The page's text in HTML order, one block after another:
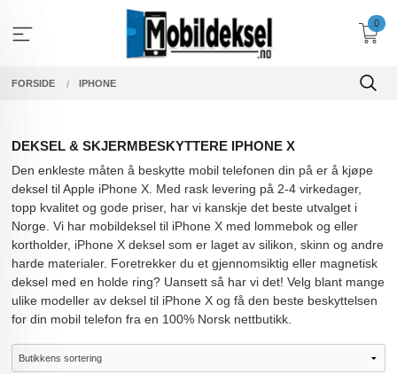
innholdet
0
FORSIDE IPHONE
DEKSEL & SKJERMBESKYTTERE IPHONE X
Den enkleste måten å beskytte mobil telefonen din på er å kjøpe
deksel til Apple iPhone X. Med rask levering på 2-4 virkedager,
topp kvalitet og gode priser, har vi kanskje det beste utvalget i
Norge. Vi har mobildeksel til iPhone X med lommebok og eller
kortholder, iPhone X deksel som er laget av silikon, skinn og andre
harde materialer. Foretrekker du et gjennomsiktig eller magnetisk
deksel med en holde ring? Uansett så har vi det! Velg blant mange
ulike modeller av deksel til iPhone X og få den beste beskyttelsen
for din mobil telefon fra en 100% Norsk nettbutikk.